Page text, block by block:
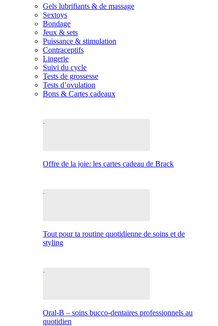
Gels lubrifiants & de massage
Sextoys
Bondage
Jeux & sets
Puissance & stimulation
Contraceptifs
Lingerie
Suivi du cycle
Tests de grossesse
Tests d’ovulation
Bons & Cartes cadeaux
Offre de la joie: les cartes cadeau de Brack
Tout pour ta routine quotidienne de soins et de
styling
Oral-B – soins bucco-dentaires professionnels au
quotidien